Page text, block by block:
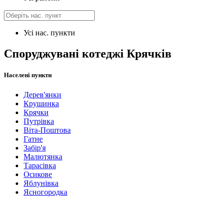
Усі нас. пункти
Споруджувані котеджі Крячків
Населені пункти
Дерев'янки
Крушинка
Крячки
Путрівка
Віта-Поштова
Гатне
Забір'я
Малютянка
Тарасівка
Осикове
Яблунівка
Ясногородка